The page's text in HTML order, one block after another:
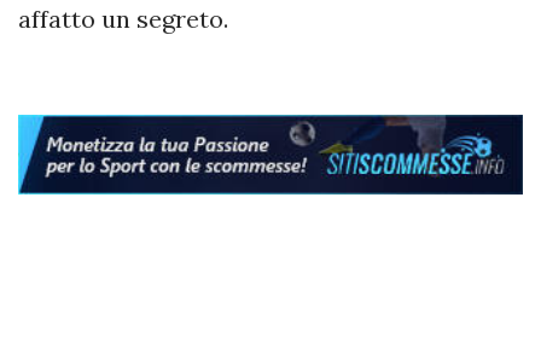
affatto un segreto.